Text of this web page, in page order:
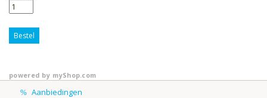
Bestel
powered by myShop.com